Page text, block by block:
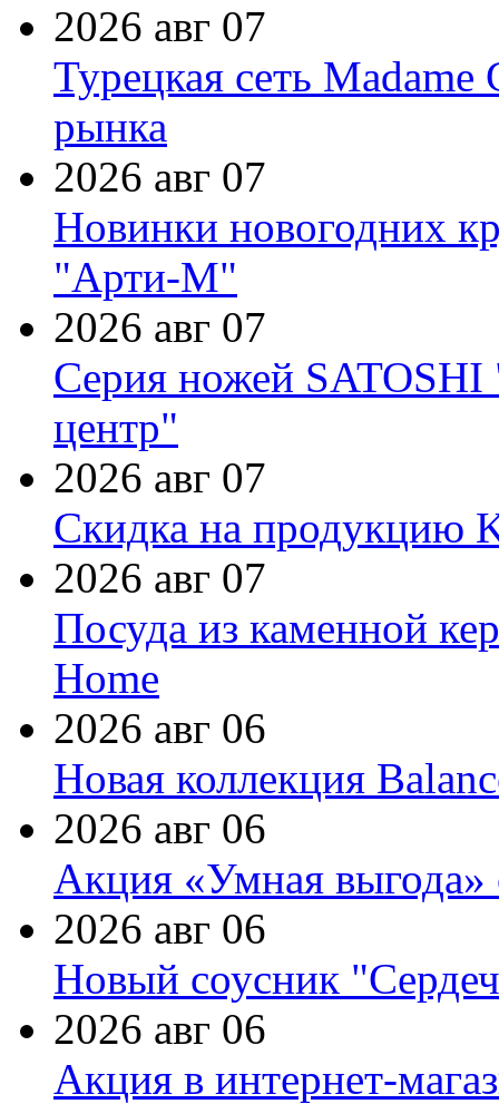
2026 авг 07
Турецкая сеть Madame
рынка
2026 авг 07
Новинки новогодних
"Арти-М"
2026 авг 07
Серия ножей
центр"
2026 авг 07
Скидка на продукцию
2026 авг 07
Посуда из каменной
Home
2026 авг 06
Новая коллекция
2026 авг 06
Акция «Умная выгода»
2026 авг 06
Новый соусник
2026 авг 06
Акция в интернет-